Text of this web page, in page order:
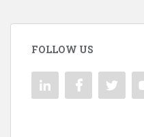
FOLLOW US